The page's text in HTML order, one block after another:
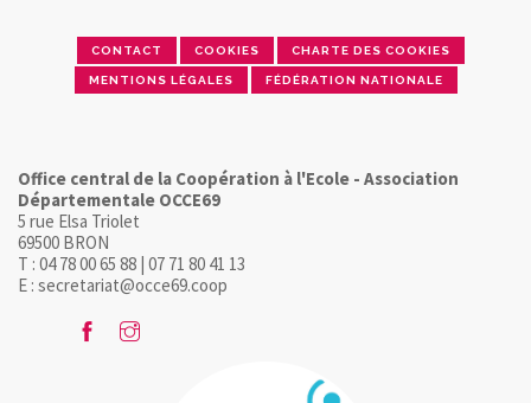
CONTACT COOKIES CHARTE DES COOKIES
MENTIONS LÉGALES FÉDÉRATION NATIONALE
Office central de la Coopération à l'Ecole - Association
Départementale OCCE69
5 rue Elsa Triolet
69500 BRON
T : 04 78 00 65 88 | 07 71 80 41 13
E : secretariat@occe69.coop